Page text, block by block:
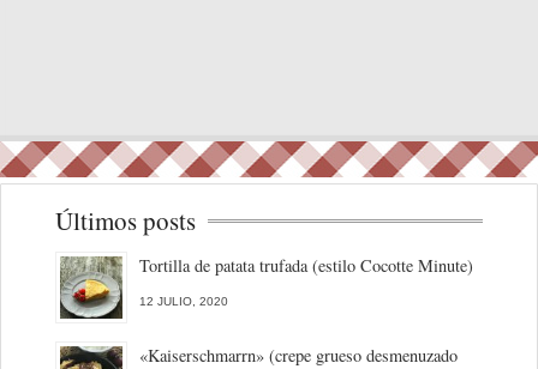
Últimos posts
Tortilla de patata trufada (estilo Cocotte Minute)
12 JULIO, 2020
«Kaiserschmarrn» (crepe grueso desmenuzado